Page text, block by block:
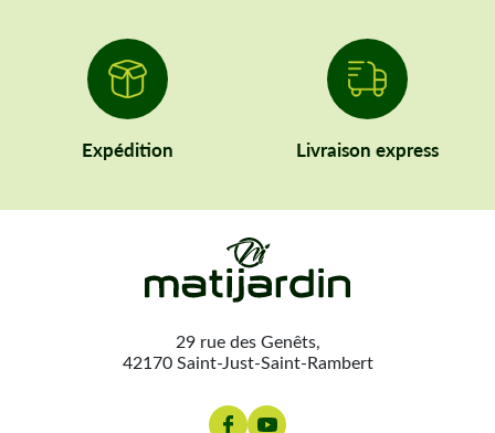
Expédition Livraison express
29 rue des Genêts,
42170 Saint-Just-Saint-Rambert